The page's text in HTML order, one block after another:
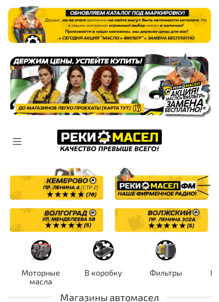
Моторные
масла
В коробку Фильтры
Магазины автомасел